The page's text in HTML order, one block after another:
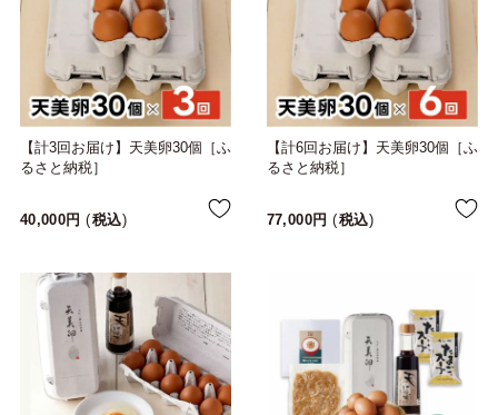
【計3回お届け】天美卵30個［ふ
るさと納税］
40,000 税込
【計6回お届け】天美卵30個［ふ
るさと納税］
77,000 税込